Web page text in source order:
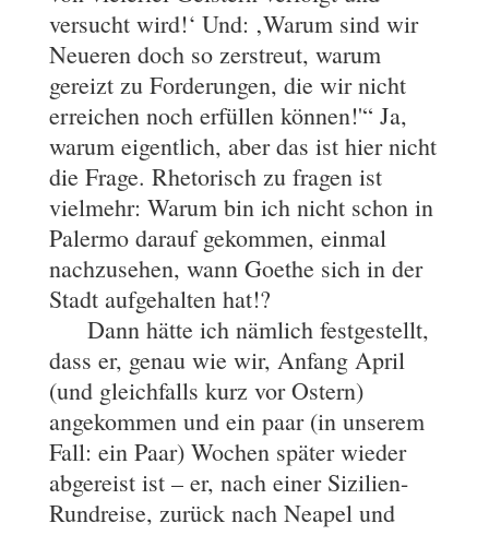
versucht wird!‘ Und: ‚Warum sind wir
Neueren doch so zerstreut, warum
gereizt zu Forderungen, die wir nicht
erreichen noch erfüllen können!'“ Ja,
warum eigentlich, aber das ist hier nicht
die Frage. Rhetorisch zu fragen ist
vielmehr: Warum bin ich nicht schon in
Palermo darauf gekommen, einmal
nachzusehen, wann Goethe sich in der
Stadt aufgehalten hat!?
Dann hätte ich nämlich festgestellt,
dass er, genau wie wir, Anfang April
(und gleichfalls kurz vor Ostern)
angekommen und ein paar (in unserem
Fall: ein Paar) Wochen später wieder
abgereist ist – er, nach einer Sizilien-
Rundreise, zurück nach Neapel und